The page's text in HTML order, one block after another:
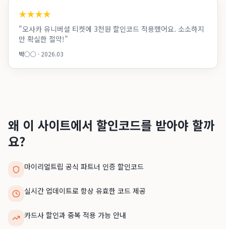
★★★★
"오사카 유니버셜 티켓에 3천원 할인코드 적용했어요. 소소하지
만 확실한 절약!"
박○○ · 2026.03
왜 이 사이트에서 할인코드를 받아야 할까
요?
마이리얼트립 공식 파트너 인증 할인코드
실시간 업데이트로 항상 유효한 코드 제공
카드사 할인과 중복 적용 가능 안내